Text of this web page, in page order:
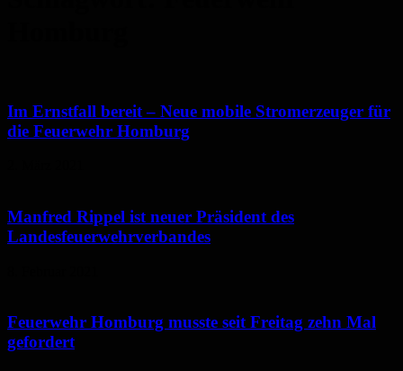
Im Ernstfall bereit – Neue mobile Stromerzeuger für
die Feuerwehr Homburg
Manfred Rippel ist neuer Präsident des
Landesfeuerwehrverbandes
Feuerwehr Homburg musste seit Freitag zehn Mal
gefordert